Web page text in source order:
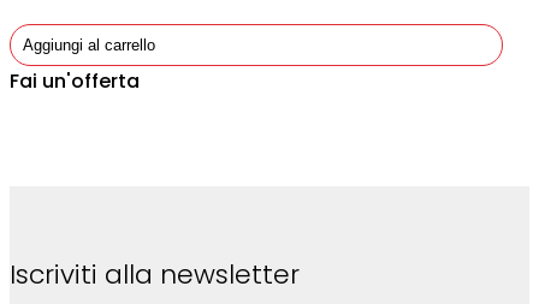
Aggiungi al carrello
Fai un'offerta
Iscriviti alla newsletter